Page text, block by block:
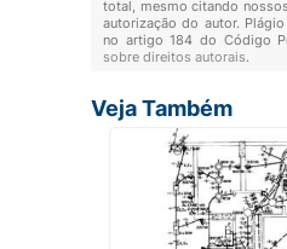
total, mesmo citando
autorização do autor.
no artigo 184 do Código
sobre direitos autorais.
Veja Também